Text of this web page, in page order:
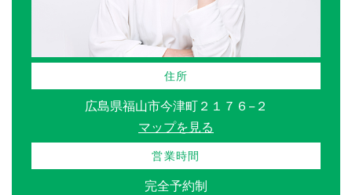
住所
広島県福山市今津町２１７６−２
マップを見る
営業時間
完全予約制